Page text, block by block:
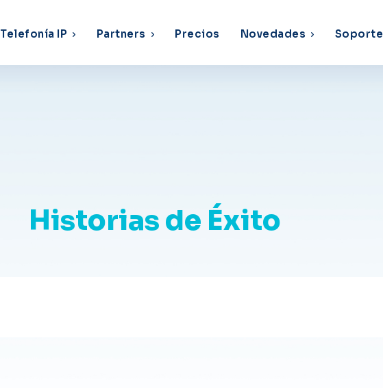
Telefonía IP Partners Precios Novedades Soporte
Historias de Éxito